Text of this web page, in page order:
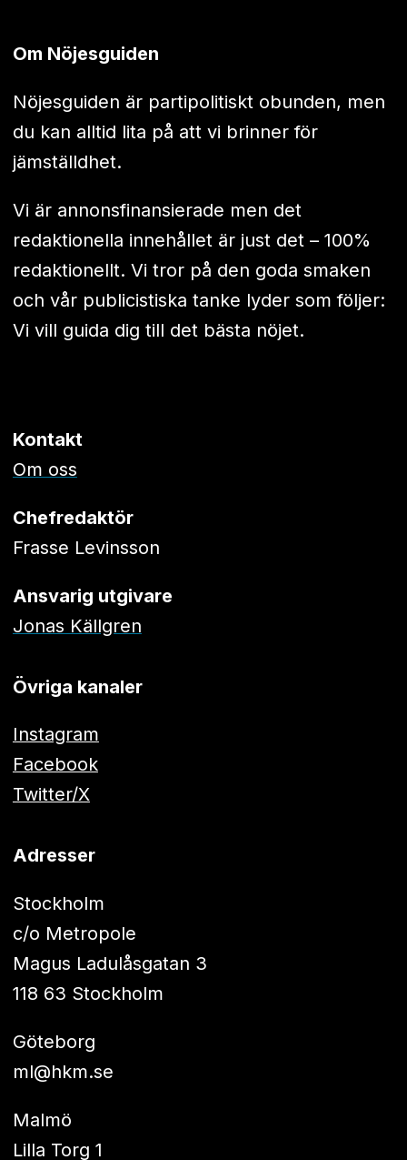
Om Nöjesguiden
Nöjesguiden är partipolitiskt obunden, men
du kan alltid lita på att vi brinner för
jämställdhet.
Vi är annonsfinansierade men det
redaktionella innehållet är just det – 100%
redaktionellt. Vi tror på den goda smaken
och vår publicistiska tanke lyder som följer:
Vi vill guida dig till det bästa nöjet.
Kontakt
Om oss
Chefredaktör
Frasse Levinsson
Ansvarig utgivare
Jonas Källgren
Övriga kanaler
Instagram
Facebook
Twitter/X
Adresser
Stockholm
c/o Metropole
Magus Ladulåsgatan 3
118 63 Stockholm
Göteborg
ml@hkm.se
Malmö
Lilla Torg 1